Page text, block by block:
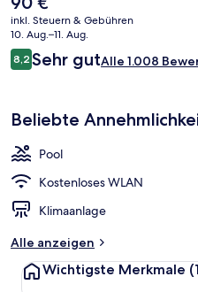
entfernt: Zur Metrostation Santo
Schritte und zur Metrostation
aktuelle
Preis
beträgt
90 €.
inkl. Steuern & Gebühren
10. Aug.–11. Aug.
Bewertungen
8,28,2 von 10.
Sehr gutAlle 1.008
Beliebte
Pool
Kostenloses WLAN
Klimaanlage
Alle anzeigen
Wichtigste Merkmale